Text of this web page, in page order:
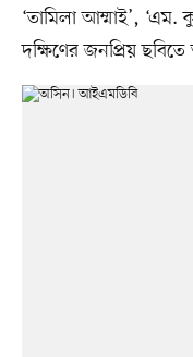
‘তামিলা আম্মাই’, ‘এম.
দক্ষিণের জনপ্রিয়